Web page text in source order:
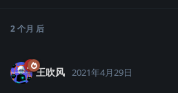
2 个月 后
王吹风 2021年4月29日